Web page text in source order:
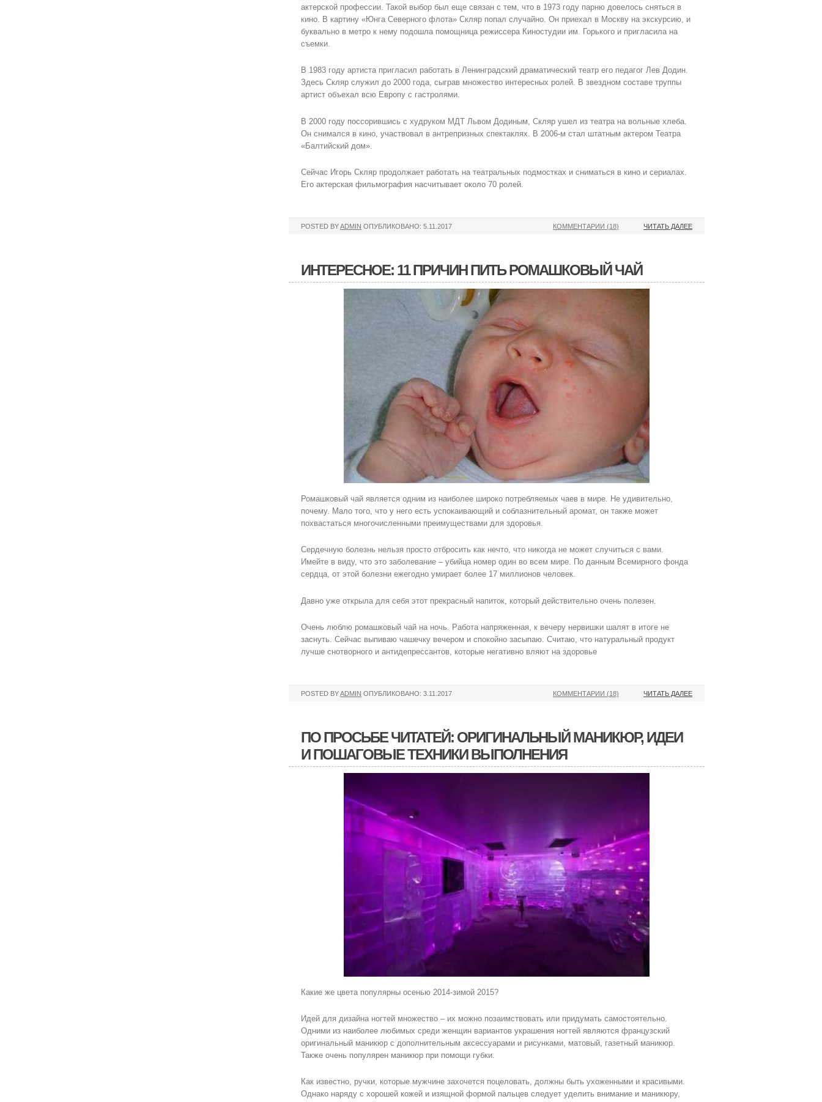
актерской профессии. Такой выбор был еще связан с тем, что в 1973 году парню довелось сняться в
кино. В картину «Юнга Северного флота» Скляр попал случайно. Он приехал в Москву на экскурсию, и
буквально в метро к нему подошла помощница режиссера Киностудии им. Горького и пригласила на
съемки.
В 1983 году артиста пригласил работать в Ленинградский драматический театр его педагог Лев Додин.
Здесь Скляр служил до 2000 года, сыграв множество интересных ролей. В звездном составе труппы
артист объехал всю Европу с гастролями.
В 2000 году поссорившись с худруком МДТ Львом Додиным, Скляр ушел из театра на вольные хлеба.
Он снимался в кино, участвовал в антрепризных спектаклях. В 2006-м стал штатным актером Театра
«Балтийский дом».
Сейчас Игорь Скляр продолжает работать на театральных подмостках и сниматься в кино и сериалах.
Его актерская фильмография насчитывает около 70 ролей.
POSTED BYADMIN ОПУБЛИКОВАНО: 5.11.2017 ЧИТАТЬ ДАЛЕЕ
КОММЕНТАРИИ (18)
ИНТЕРЕСНОЕ: 11 ПРИЧИН ПИТЬ РОМАШКОВЫЙ ЧАЙ
Ромашковый чай является одним из наиболее широко потребляемых чаев в мире. Не удивительно,
почему. Мало того, что у него есть успокаивающий и соблазнительный аромат, он также может
похвастаться многочисленными преимуществами для здоровья.
Сердечную болезнь нельзя просто отбросить как нечто, что никогда не может случиться с вами.
Имейте в виду, что это заболевание – убийца номер один во всем мире. По данным Всемирного фонда
сердца, от этой болезни ежегодно умирает более 17 миллионов человек.
Давно уже открыла для себя этот прекрасный напиток, который действительно очень полезен.
Очень люблю ромашковый чай на ночь. Работа напряженная, к вечеру нервишки шалят в итоге не
заснуть. Сейчас выпиваю чашечку вечером и спокойно засыпаю. Считаю, что натуральный продукт
лучше снотворного и антидепрессантов, которые негативно вляют на здоровье
POSTED BYADMIN ОПУБЛИКОВАНО: 3.11.2017 ЧИТАТЬ ДАЛЕЕ
КОММЕНТАРИИ (18)
ПО ПРОСЬБЕ ЧИТАТЕЙ: ОРИГИНАЛЬНЫЙ МАНИКЮР, ИДЕИ
И ПОШАГОВЫЕ ТЕХНИКИ ВЫПОЛНЕНИЯ
Какие же цвета популярны осенью 2014-зимой 2015?
Идей для дизайна ногтей множество – их можно позаимствовать или придумать самостоятельно.
Одними из наиболее любимых среди женщин вариантов украшения ногтей являются французский
оригинальный маникюр с дополнительным аксессуарами и рисунками, матовый, газетный маникюр.
Также очень популярен маникюр при помощи губки.
Как известно, ручки, которые мужчине захочется поцеловать, должны быть ухоженными и красивыми.
Однако наряду с хорошей кожей и изящной формой пальцев следует уделить внимание и маникюру,